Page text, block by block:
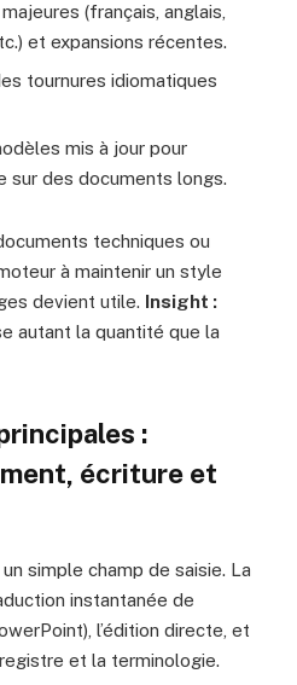
(français, anglais,
et expansions récentes.
tournures idiomatiques
mis à jour pour
sur des documents longs.
techniques ou
à maintenir un style
devient utile. Insight :
autant la quantité que la
:
écriture et
simple champ de saisie. La
instantanée de
l’édition directe, et
et la terminologie.